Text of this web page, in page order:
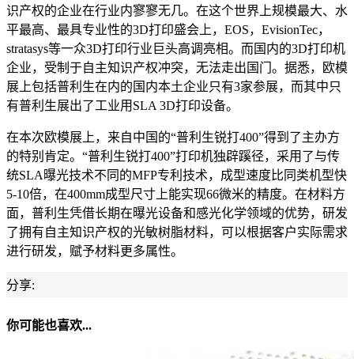
识产权的企业在行业内寥寥无几。在这个世界上规模最大、水
平最高、最具专业性的3D打印盛会上，EOS，EvisionTec，
stratasys等一众3D打印行业巨头高调亮相。而国内的3D打印机
企业，受制于自主知识产权冲突，无法走出国门。据悉，欧模
展上包括普利生在内的国内本土企业只有3家参展，而其中只
有普利生展出了工业用SLA 3D打印设备。
在本次欧模展上，来自中国的“普利生锐打400”得到了主办方
的特别肯定。“普利生锐打400”打印机独辟蹊径，采用了与传
统SLA曝光技术不同的MFP专利技术，成型速度比同类机型快
5-10倍，在400mm成型尺寸上能实现66微米的精度。在材料方
面，普利生凭借长期在曝光设备和感光化学领域的优势，研发
了拥有自主知识产权的光敏树脂材料，可以根据客户实际需求
进行研发，赋予材料更多属性。
分享:
你可能也喜欢...